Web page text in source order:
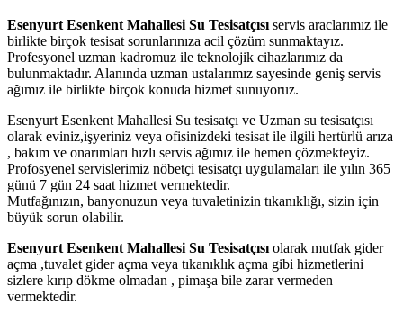
Esenyurt Esenkent Mahallesi Su Tesisatçısı servis araclarımız ile
birlikte birçok tesisat sorunlarınıza acil çözüm sunmaktayız.
Profesyonel uzman kadromuz ile teknolojik cihazlarımız da
bulunmaktadır. Alanında uzman ustalarımız sayesinde geniş servis
ağımız ile birlikte birçok konuda hizmet sunuyoruz.
Esenyurt Esenkent Mahallesi Su tesisatçı ve Uzman su tesisatçısı
olarak eviniz,işyeriniz veya ofisinizdeki tesisat ile ilgili hertürlü arıza
, bakım ve onarımları hızlı servis ağımız ile hemen çözmekteyiz.
Profosyenel servislerimiz nöbetçi tesisatçı uygulamaları ile yılın 365
günü 7 gün 24 saat hizmet vermektedir.
Mutfağınızın, banyonuzun veya tuvaletinizin tıkanıklığı, sizin için
büyük sorun olabilir.
Esenyurt Esenkent Mahallesi Su Tesisatçısı olarak mutfak gider
açma ,tuvalet gider açma veya tıkanıklık açma gibi hizmetlerini
sizlere kırıp dökme olmadan , pimaşa bile zarar vermeden
vermektedir.